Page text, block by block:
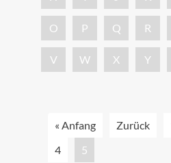
O P Q R
V W X Y
« Anfang Zurück
4
5